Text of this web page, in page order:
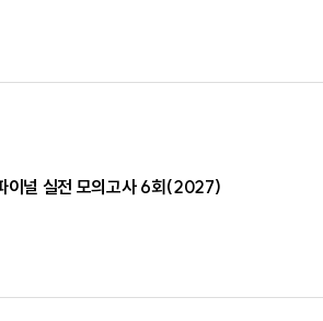
이널 실전 모의고사 6회(2027)